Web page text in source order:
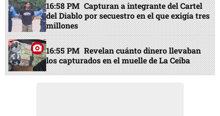
16:58 PM Capturan a integrante del Cartel
del Diablo por secuestro en el que exigía tres
millones
16:55 PM Revelan cuánto dinero llevaban
los capturados en el muelle de La Ceiba